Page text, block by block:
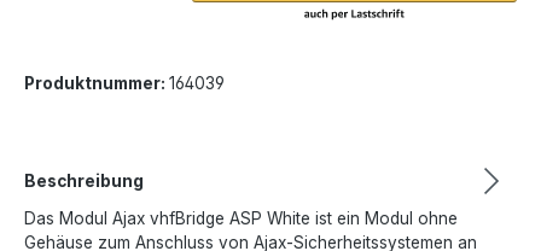
Produktnummer: 164039
Beschreibung
Das Modul Ajax vhfBridge ASP White ist ein Modul ohne
Gehäuse zum Anschluss von Ajax-Sicherheitssystemen an